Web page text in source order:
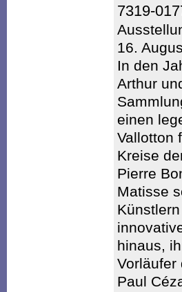
7319-
16.
In den
Arthur
einen
Vallotton
Kreise
Pierre
Matisse
hinaus,
Vorläufer
Paul